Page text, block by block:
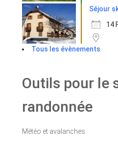
Séjour
14
Tous les évènements
Outils pour le
randonnée
Météo et avalanches